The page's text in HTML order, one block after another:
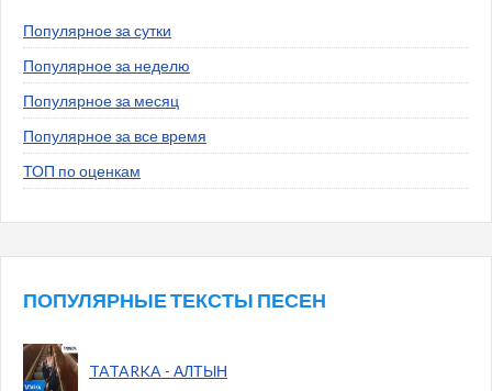
Популярное за сутки
Популярное за неделю
Популярное за месяц
Популярное за все время
ТОП по оценкам
ПОПУЛЯРНЫЕ ТЕКСТЫ ПЕСЕН
TATARKA - АЛТЫН